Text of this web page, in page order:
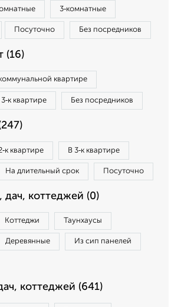
3‑комнатные
Посуточно Без посредников
(16)
квартире
3‑к квартире Без посредников
квартире В 3‑к квартире
На длительный срок Посуточно
коттеджей (0)
Коттеджи Таунхаусы
Деревянные Из сип панелей
коттеджей (641)